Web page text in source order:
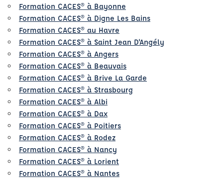
Formation CACES® à Bayonne
Formation CACES® à Digne Les Bains
Formation CACES® au Havre
Formation CACES® à Saint Jean D'Angély
Formation CACES® à Angers
Formation CACES® à Beauvais
Formation CACES® à Brive La Garde
Formation CACES® à Strasbourg
Formation CACES® à Albi
Formation CACES® à Dax
Formation CACES® à Poitiers
Formation CACES® à Rodez
Formation CACES® à Nancy
Formation CACES® à Lorient
Formation CACES® à Nantes